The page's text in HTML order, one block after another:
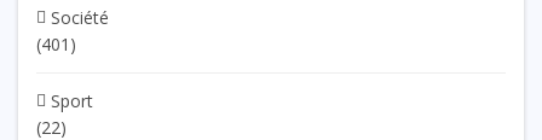
Société
(401)
Sport
(22)